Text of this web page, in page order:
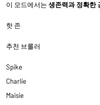
이 모드에서는 생존력과 정확한
핫 존
추천 브롤러
Spike
Charlie
Maisie